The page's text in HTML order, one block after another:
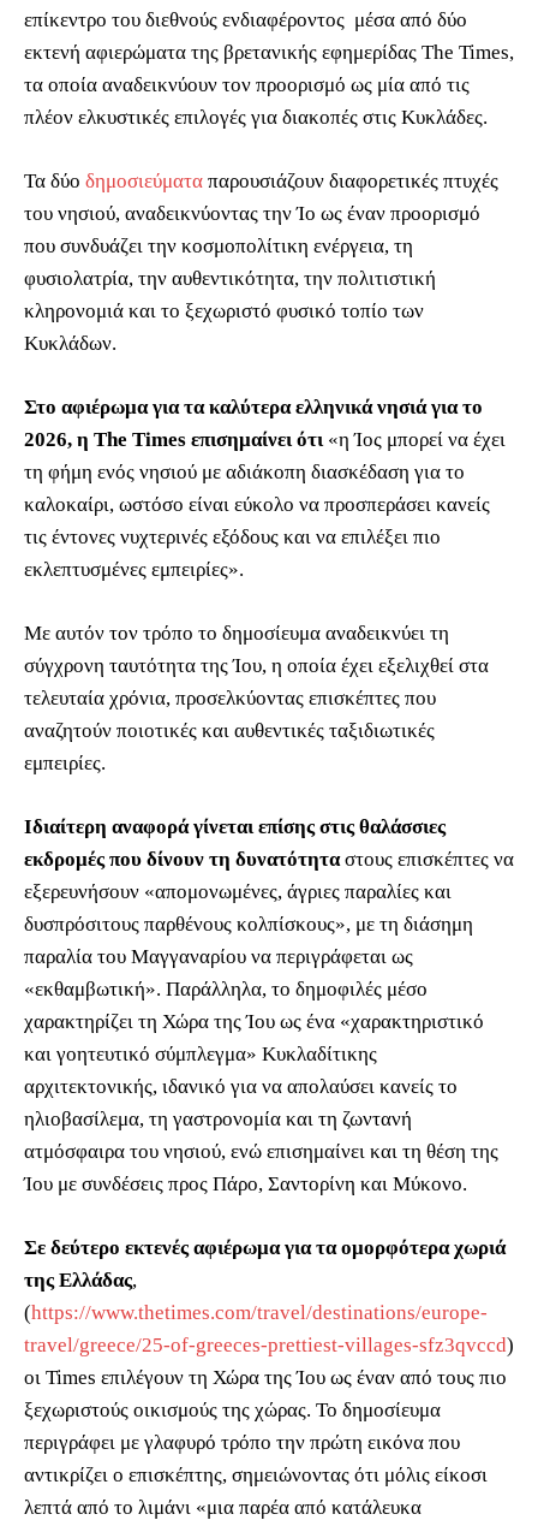
επίκεντρο του διεθνούς ενδιαφέροντος μέσα από δύο
εκτενή αφιερώματα της βρετανικής εφημερίδας The Times,
τα οποία αναδεικνύουν τον προορισμό ως μία από τις
πλέον ελκυστικές επιλογές για διακοπές στις Κυκλάδες.
Τα δύο δημοσιεύματα παρουσιάζουν διαφορετικές πτυχές
του νησιού, αναδεικνύοντας την Ίο ως έναν προορισμό
που συνδυάζει την κοσμοπολίτικη ενέργεια, τη
φυσιολατρία, την αυθεντικότητα, την πολιτιστική
κληρονομιά και το ξεχωριστό φυσικό τοπίο των
Κυκλάδων.
Στο αφιέρωμα για τα καλύτερα ελληνικά νησιά για το
2026, η The Times επισημαίνει ότι «η Ίος μπορεί να έχει
τη φήμη ενός νησιού με αδιάκοπη διασκέδαση για το
καλοκαίρι, ωστόσο είναι εύκολο να προσπεράσει κανείς
τις έντονες νυχτερινές εξόδους και να επιλέξει πιο
εκλεπτυσμένες εμπειρίες».
Με αυτόν τον τρόπο το δημοσίευμα αναδεικνύει τη
σύγχρονη ταυτότητα της Ίου, η οποία έχει εξελιχθεί στα
τελευταία χρόνια, προσελκύοντας επισκέπτες που
αναζητούν ποιοτικές και αυθεντικές ταξιδιωτικές
εμπειρίες.
Ιδιαίτερη αναφορά γίνεται επίσης στις θαλάσσιες
εκδρομές που δίνουν τη δυνατότηταστους επισκέπτες να
εξερευνήσουν «απομονωμένες, άγριες παραλίες και
δυσπρόσιτους παρθένους κολπίσκους», με τη διάσημη
παραλία του Μαγγαναρίου να περιγράφεται ως
«εκθαμβωτική». Παράλληλα, το δημοφιλές μέσο
χαρακτηρίζει τη Χώρα της Ίου ως ένα «χαρακτηριστικό
και γοητευτικό σύμπλεγμα» Κυκλαδίτικης
αρχιτεκτονικής, ιδανικό για να απολαύσει κανείς το
ηλιοβασίλεμα, τη γαστρονομία και τη ζωντανή
ατμόσφαιρα του νησιού, ενώ επισημαίνει και τη θέση της
Ίου με συνδέσεις προς Πάρο, Σαντορίνη και Μύκονο.
Σε δεύτερο εκτενές αφιέρωμα για τα ομορφότερα χωριά
της Ελλάδας,
(https://www.thetimes.com/travel/destinations/europe-
travel/greece/25-of-greeces-prettiest-villages-sfz3qvccd)
οι Times επιλέγουν τη Χώρα της Ίου ως έναν από τους πιο
ξεχωριστούς οικισμούς της χώρας. Το δημοσίευμα
περιγράφει με γλαφυρό τρόπο την πρώτη εικόνα που
αντικρίζει ο επισκέπτης, σημειώνοντας ότι μόλις είκοσι
λεπτά από το λιμάνι «μια παρέα από κατάλευκα